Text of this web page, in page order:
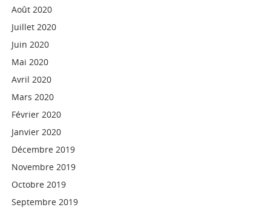
Août 2020
Juillet 2020
Juin 2020
Mai 2020
Avril 2020
Mars 2020
Février 2020
Janvier 2020
Décembre 2019
Novembre 2019
Octobre 2019
Septembre 2019